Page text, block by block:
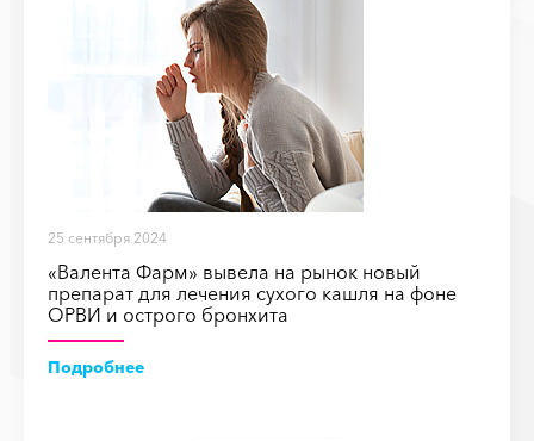
25 сентября 2024
«Валента Фарм» вывела на рынок новый
препарат для лечения сухого кашля на фоне
ОРВИ и острого бронхита
Подробнее